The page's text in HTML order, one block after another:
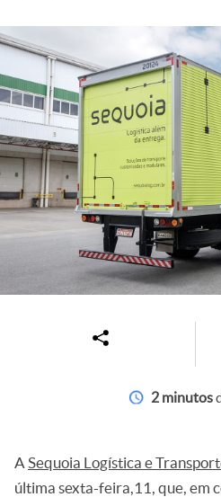
2 minutos
A Sequoia Logística e
última sexta-feira,11, que, em